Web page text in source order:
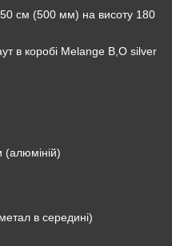
см (500 мм) на висоту 180
в коробі Melange B,O silver
(алюміній)
в середині)